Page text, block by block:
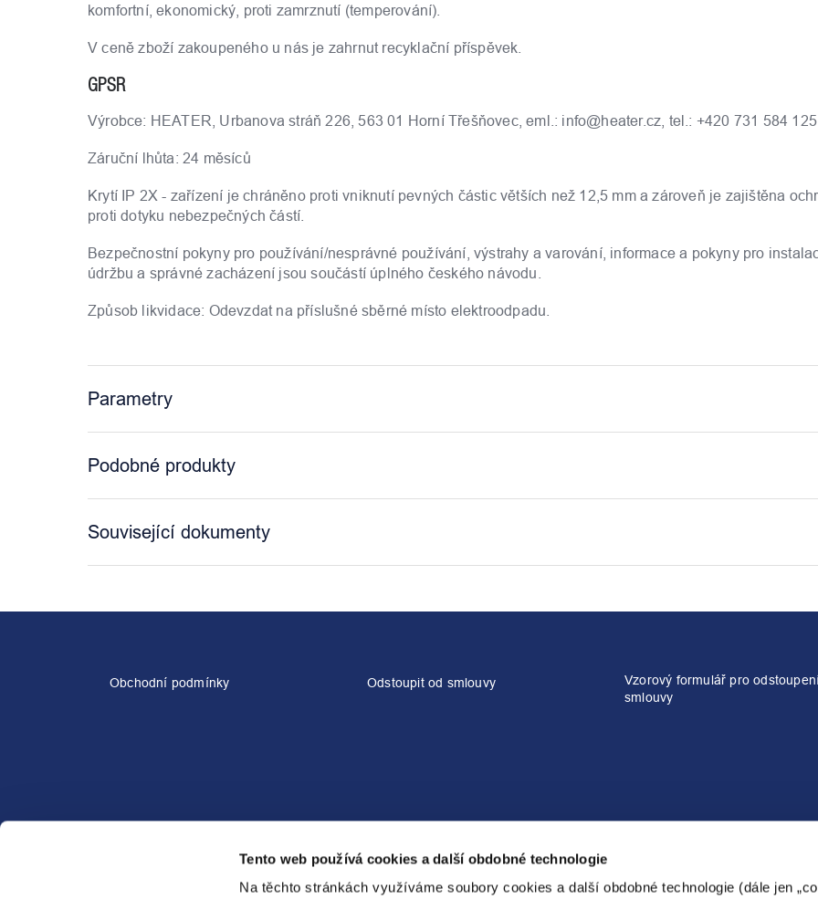
Tento web používá cookies a další obdobné technologie
Na těchto stránkách využíváme soubory cookies a další obdobné technologie (dále jen
komfortní, ekonomický, proti zamrznutí (temperování).
V ceně zboží zakoupeného u nás je zahrnut recyklační příspěvek.
GPSR
Výrobce: HEATER, Urbanova stráň 226, 563 01 Horní Třešňovec, eml.: info@heater.cz, tel.: +420 731 584 125
Záruční lhůta: 24 měsíců
Krytí IP 2X - zařízení je chráněno proti vniknutí pevných částic větších než 12,5 mm a zároveň je zajištěna
proti dotyku nebezpečných částí.
Bezpečnostní pokyny pro používání/nesprávné používání, výstrahy a varování, informace a pokyny pro
údržbu a správné zacházení jsou součástí úplného českého návodu.
Způsob likvidace: Odevzdat na příslušné sběrné místo elektroodpadu.
Parametry
Podobné produkty
Související dokumenty
Obchodní podmínky Odstoupit od smlouvy
Vzorový formulář pro
smlouvy
Kontaktní formulář
Napsat zprávu